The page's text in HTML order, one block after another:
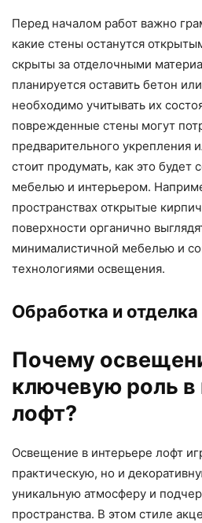
Перед началом работ важно
какие стены останутся
скрыты за отделочными
планируется оставить бетон
необходимо учитывать их
поврежденные стены могут
предварительного укрепления
стоит продумать, как это будет
мебелью и интерьером.
пространствах открытые
поверхности органично
минималистичной мебелью и
технологиями освещения.
Обработка и
Почему
ключевую роль в
лофт?
Освещение в интерьере лофт
практическую, но и
уникальную атмосферу и
пространства. В этом стиле